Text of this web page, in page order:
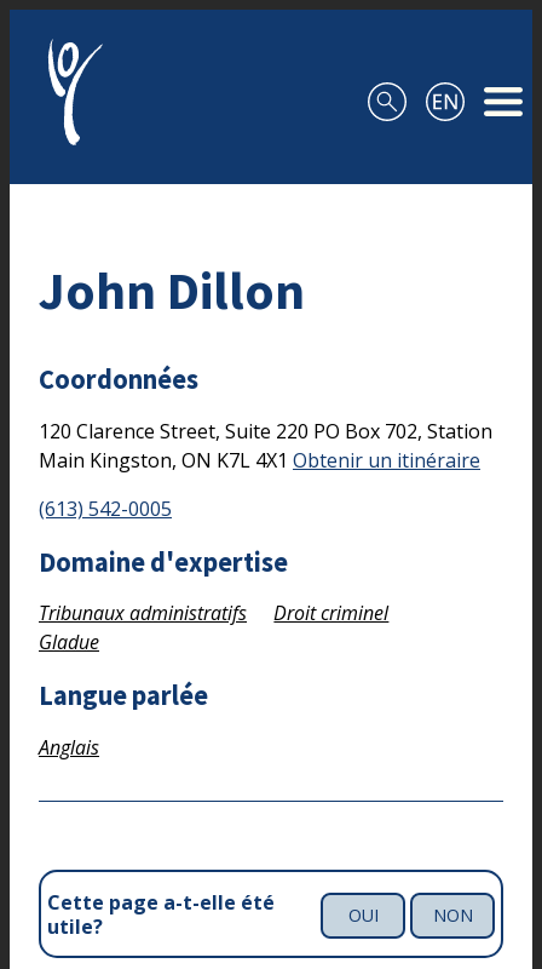
John Dillon
Coordonnées
120 Clarence Street, Suite 220 PO Box 702, Station
Main Kingston, ON K7L 4X1 Obtenir un itinéraire
(613) 542-0005
Domaine d'expertise
Tribunaux administratifs
Droit criminel
Gladue
Langue parlée
Anglais
Cette page a-t-elle été
utile?
OUI NON